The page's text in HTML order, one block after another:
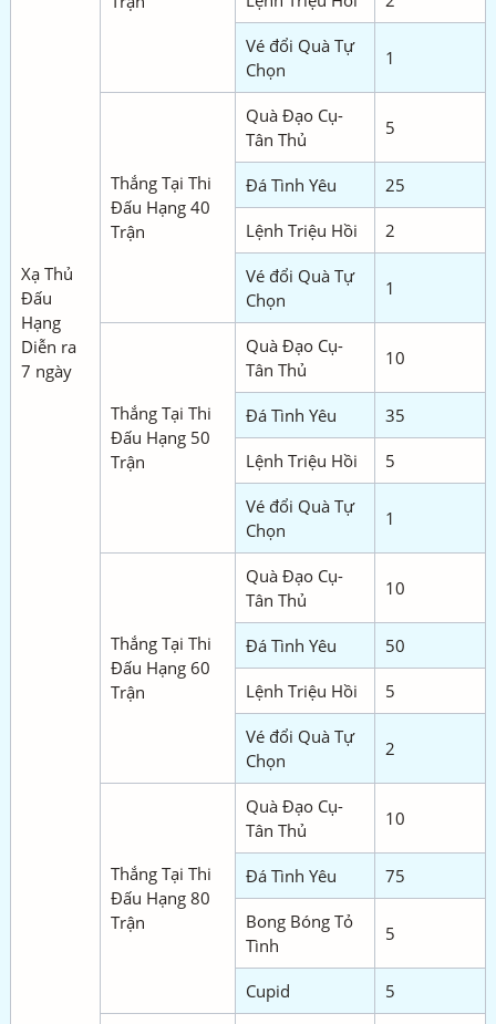
Xạ Thủ
Đấu
Hạng
Diễn ra
7 ngày
Vé đổi Quà Tự
Chọn
1
Thắng Tại Thi
Đấu Hạng 40
Trận
Quà Đạo Cụ-
Tân Thủ
5
Đá Tình Yêu 25
Lệnh Triệu Hồi 2
Vé đổi Quà Tự
Chọn
1
Thắng Tại Thi
Đấu Hạng 50
Trận
Quà Đạo Cụ-
Tân Thủ
10
Đá Tình Yêu 35
Lệnh Triệu Hồi 5
Vé đổi Quà Tự
Chọn
1
Thắng Tại Thi
Đấu Hạng 60
Trận
Quà Đạo Cụ-
Tân Thủ
10
Đá Tình Yêu 50
Lệnh Triệu Hồi 5
Vé đổi Quà Tự
Chọn
2
Thắng Tại Thi
Đấu Hạng 80
Trận
Quà Đạo Cụ-
Tân Thủ
10
Đá Tình Yêu 75
Bong Bóng Tỏ
Tình
5
Cupid 5